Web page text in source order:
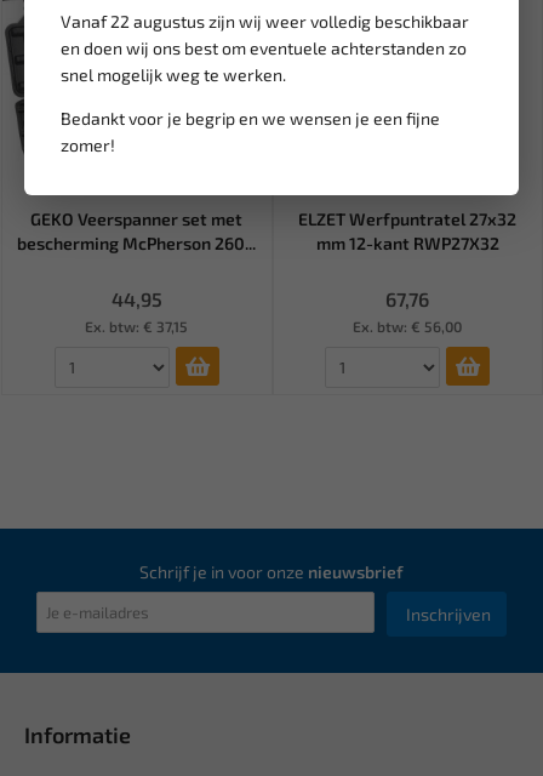
Vanaf 22 augustus zijn wij weer volledig beschikbaar
en doen wij ons best om eventuele achterstanden zo
snel mogelijk weg te werken.
Bedankt voor je begrip en we wensen je een fijne
zomer!
GEKO Veerspanner set met
bescherming McPherson 260...
44,95
Ex. btw: € 37,15
ELZET Werfpuntratel 27x32
mm 12-kant RWP27X32
67,76
Ex. btw: € 56,00
Schrijf je in voor onze nieuwsbrief
Inschrijven
Informatie